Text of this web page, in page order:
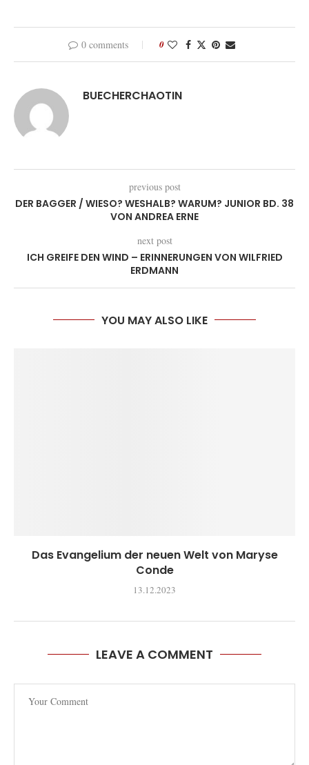
0 comments 0
BUECHERCHAOTIN
previous post
DER BAGGER / WIESO? WESHALB? WARUM? JUNIOR BD. 38
VON ANDREA ERNE
next post
ICH GREIFE DEN WIND – ERINNERUNGEN VON WILFRIED
ERDMANN
YOU MAY ALSO LIKE
Das Evangelium der neuen Welt von Maryse
Conde
13.12.2023
LEAVE A COMMENT